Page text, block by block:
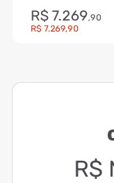
R$7.269,90
R$ 7.269,90
R$